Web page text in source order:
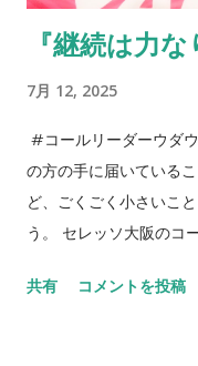
のも真実。だが、綺麗
きるとかだけではない
後10年後のクラブはき
日は誕生日である。プ
に関わる方々のKindle
ッソライフが。 」を置
思える。今も昔も次世
『継続は力
7月 12, 2025
#コールリーダーウダ
の方の手に届いている
ど、ごくごく小さいこ
う。 セレッソ大阪のコ
ゃ崩れない。セレッソ
共有 コメントを投稿